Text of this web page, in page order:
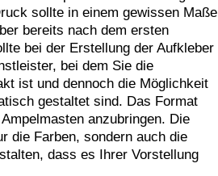
sollte in einem gewissen Maße
bereits nach dem ersten
bei der Erstellung der Aufkleber
bei dem Sie die
ist und dennoch die Möglichkeit
gestaltet sind. Das Format
anzubringen. Die
die Farben, sondern auch die
dass es Ihrer Vorstellung